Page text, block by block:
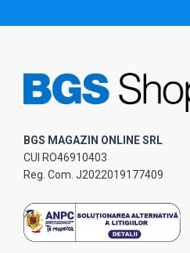
BGS MAGAZIN ONLINE SRL
CUI RO46910403
Reg. Com. J2022019177409